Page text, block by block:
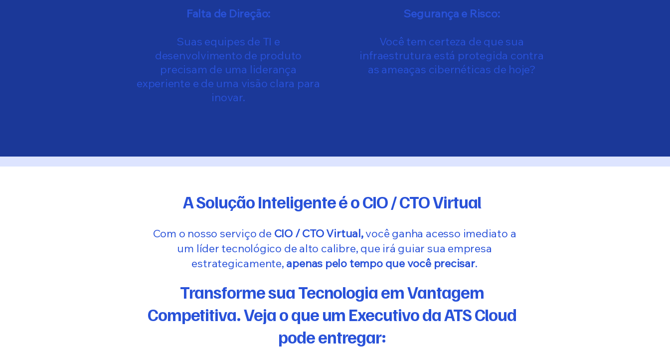
Falta de Direção:
Suas equipes de TI e
desenvolvimento de produto
precisam de uma liderança
experiente e de uma visão clara para
inovar.
Segurança e Risco:
Você tem certeza de que sua
infraestrutura está protegida contra
as ameaças cibernéticas de hoje?
A Solução Inteligente é o CIO / CTO Virtual
Com o nosso serviço de CIO / CTO Virtual,você ganha acesso imediato a
um líder tecnológico de alto calibre, que irá guiar sua empresa
estrategicamente, apenas pelo tempo que você precisar.
Transforme sua Tecnologia em Vantagem
Competitiva. Veja o que um Executivo da ATS Cloud
pode entregar: